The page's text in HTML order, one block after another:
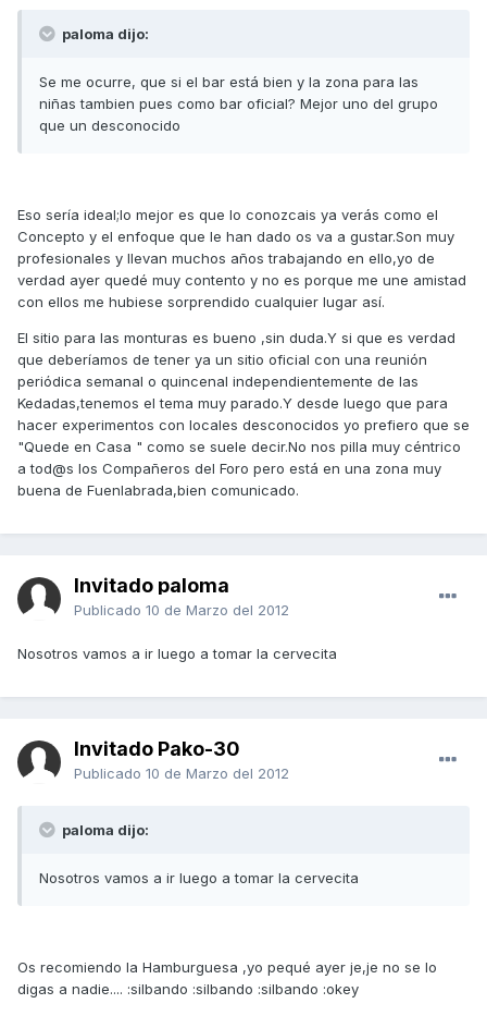
paloma dijo:
Se me ocurre, que si el bar está bien y la zona para las
niñas tambien pues como bar oficial? Mejor uno del grupo
que un desconocido
Eso sería ideal;lo mejor es que lo conozcais ya verás como el
Concepto y el enfoque que le han dado os va a gustar.Son muy
profesionales y llevan muchos años trabajando en ello,yo de
verdad ayer quedé muy contento y no es porque me une amistad
con ellos me hubiese sorprendido cualquier lugar así.
El sitio para las monturas es bueno ,sin duda.Y si que es verdad
que deberíamos de tener ya un sitio oficial con una reunión
periódica semanal o quincenal independientemente de las
Kedadas,tenemos el tema muy parado.Y desde luego que para
hacer experimentos con locales desconocidos yo prefiero que se
"Quede en Casa " como se suele decir.No nos pilla muy céntrico
a tod@s los Compañeros del Foro pero está en una zona muy
buena de Fuenlabrada,bien comunicado.
Invitado paloma
Publicado 10 de Marzo del 2012
Nosotros vamos a ir luego a tomar la cervecita
Invitado Pako-30
Publicado 10 de Marzo del 2012
paloma dijo:
Nosotros vamos a ir luego a tomar la cervecita
Os recomiendo la Hamburguesa ,yo pequé ayer je,je no se lo
digas a nadie.... :silbando :silbando :silbando :okey